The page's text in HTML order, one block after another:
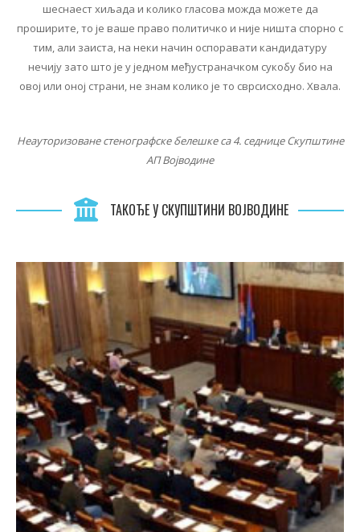
шеснаест хиљада и колико гласова можда можете да
проширите, то је ваше право политичко и није ништа спорно с
тим, али заиста, на неки начин оспоравати кандидатуру
нечију зато што је у једном међустраначком сукобу био на
овој или оној страни, не знам колико је то сврсисходно. Хвала.
Неауторизоване стенографске белешке са 4. седнице Скупштине
АП Војводине
ТАКОЂЕ У СКУПШТИНИ ВОЈВОДИНЕ